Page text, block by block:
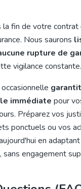
fin de votre
Nous saurons
rupture de
vigilance constante.
immédiate pour
Préparez vos
ponctuels ou vos
en
engagement